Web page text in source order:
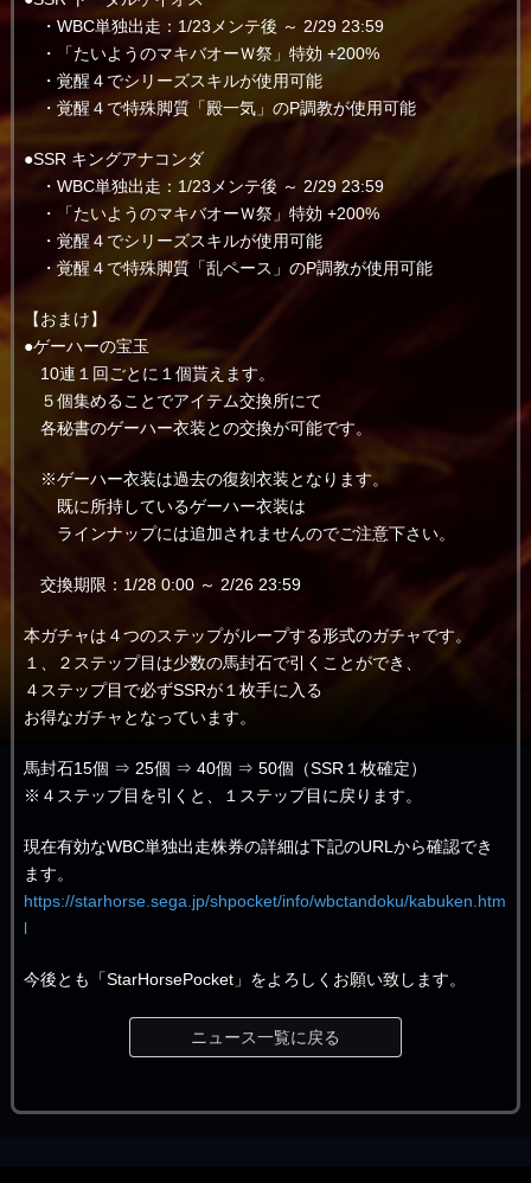
・WBC単独出走：1/23メンテ後 ～ 2/29 23:59
・「たいようのマキバオーＷ祭」特効 +200%
・覚醒４でシリーズスキルが使用可能
・覚醒４で特殊脚質「殿一気」のP調教が使用可能
●SSR キングアナコンダ
・WBC単独出走：1/23メンテ後 ～ 2/29 23:59
・「たいようのマキバオーＷ祭」特効 +200%
・覚醒４でシリーズスキルが使用可能
・覚醒４で特殊脚質「乱ペース」のP調教が使用可能
【おまけ】
●ゲーハーの宝玉
10連１回ごとに１個貰えます。
５個集めることでアイテム交換所にて
各秘書のゲーハー衣装との交換が可能です。
※ゲーハー衣装は過去の復刻衣装となります。
既に所持しているゲーハー衣装は
ラインナップには追加されませんのでご注意下さい。
交換期限：1/28 0:00 ～ 2/26 23:59
本ガチャは４つのステップがループする形式のガチャです。
１、２ステップ目は少数の馬封石で引くことができ、
４ステップ目で必ずSSRが１枚手に入る
お得なガチャとなっています。
馬封石15個 ⇒ 25個 ⇒ 40個 ⇒ 50個（SSR１枚確定）
※４ステップ目を引くと、１ステップ目に戻ります。
現在有効なWBC単独出走株券の詳細は下記のURLから確認でき
ます。
https://starhorse.sega.jp/shpocket/info/wbctandoku/kabuken.htm
l
今後とも「StarHorsePocket」をよろしくお願い致します。
ニュース一覧に戻る